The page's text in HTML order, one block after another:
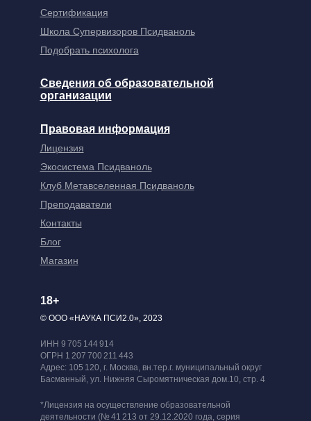
*Лицензия на осуществление образовательной
деятельности (№ 41 213 от 29.12.2020 года, серия
© ООО «НАУКА ПСИ2.0», 2023
Сведения об образовательной
организации
Правовая информация
Сертификация
Школа Супервизоров Псидваноль
Подобрать психолога
Лицензия
Экосистема Псидваноль
Клуб Метавселенная Псидваноль
Преподаватели
Контакты
Блог
Магазин
18+
ИНН 9 705 144 914
ОГРН 1 207 700 211 443
Адрес: 105 120, г. Москва, вн.тер.г. муниципальный округ
Басманный, ул. Нижняя Сыромятническая дом.10, стр. 4